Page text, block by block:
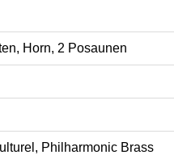
Horn, 2 Posaunen
Philharmonic Brass